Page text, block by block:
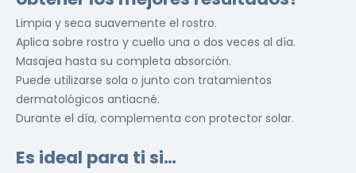
Limpia y seca suavemente el rostro.
Aplica sobre rostro y cuello una o dos veces al día.
Masajea hasta su completa absorción.
Puede utilizarse sola o junto con tratamientos
dermatológicos antiacné.
Durante el día, complementa con protector solar.
Es ideal para ti si…